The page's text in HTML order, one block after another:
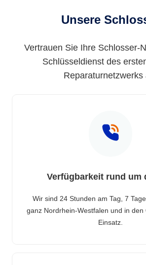
Unsere
Vertrauen Sie Ihre Schlosser-
Schlüsseldienst des
Reparaturnetzwerks
Verfügbarkeit rund um
Wir sind 24 Stunden am Tag, 7
ganz Nordrhein-Westfalen und in den
Einsatz.